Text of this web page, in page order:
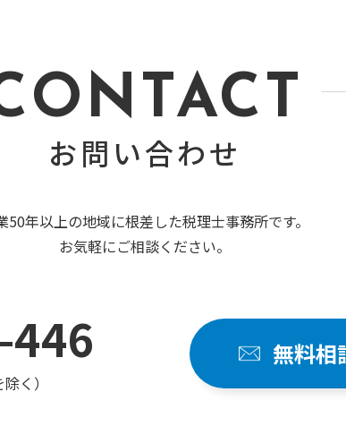
お問い合わせ
50年以上の地域に根差した税理士事務所です。
お気軽にご相談ください。
く）
無料相